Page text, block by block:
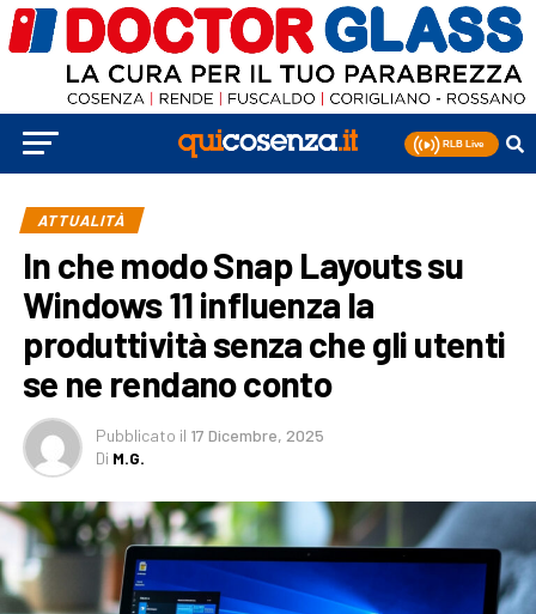
ATTUALITÀ
In che modo Snap Layouts su
Windows 11 influenza la
produttività senza che gli utenti
se ne rendano conto
Pubblicato il 17 Dicembre, 2025
Di M.G.